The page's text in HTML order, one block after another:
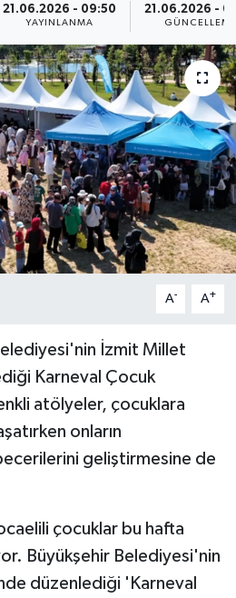
21.06.2026 - 09:50
YAYINLANMA
21.06.2026 -
A- A+
İzmit Millet
Karneval Çocuk
atölyeler, çocuklara
onların
becerilerini geliştirmesine de
çocuklar bu hafta
Büyükşehir Belediyesi'nin
düzenlediği 'Karneval